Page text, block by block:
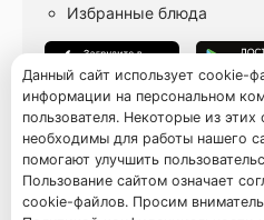
Избранные блюда
Данный сайт использует cookie-
информации на персональном
пользователя. Некоторые из этих
необходимы для работы нашего
помогают улучшить
Пользование сайтом означает
cookie-файлов. Просим